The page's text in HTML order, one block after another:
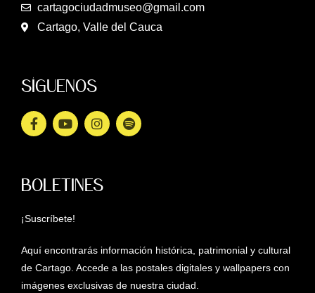
cartagociudadmuseo@gmail.com
Cartago, Valle del Cauca
SÍGUENOS
BOLETINES
¡Suscríbete!
Aquí encontrarás información histórica, patrimonial y cultural
de Cartago. Accede a las postales digitales y wallpapers con
imágenes exclusivas de nuestra ciudad.